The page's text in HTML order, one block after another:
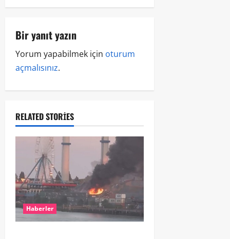
Bir yanıt yazın
Yorum yapabilmek için oturum
açmalısınız.
RELATED STORIES
Haberler